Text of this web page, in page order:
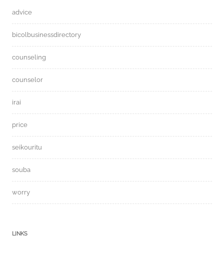
advice
bicolbusinessdirectory
counseling
counselor
irai
price
seikouritu
souba
worry
LINKS